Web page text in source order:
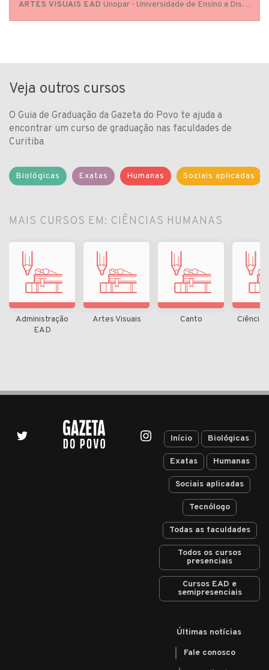
ARTES VISUAIS EAD Unopar - Universidade de Ensino a Distância
Veja outros cursos
O Guia de Graduação da Gazeta do Povo te ajuda a
encontrar um curso de graduação nas faculdades de
Curitiba
Biológicas Exatas Humanas Sociais aplicadas
MAIS CURSOS EM: CIÊNCIAS HUMANAS
Administração
EAD
Artes Visuais Canto Ciência
Início Biológicas
Exatas Humanas
Sociais aplicadas
Tecnólogo
Todas as faculdades
Todos os cursos
presenciais
Cursos EAD e
semipresenciais
Últimas notícias
Fale conosco